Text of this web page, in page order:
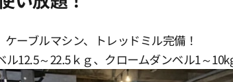
ーブルマシン、トレッドミル完備！
12.5～22.5ｋｇ、クロームダンベル1～